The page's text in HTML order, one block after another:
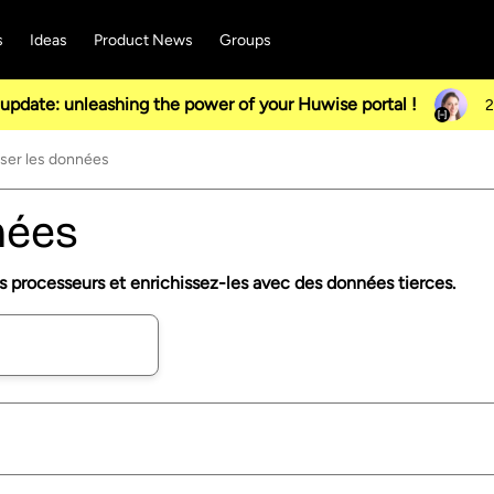
Ideas Product News Groups
unleashing the power of your Huwise portal !
les données
et enrichissez-les avec des données tierces.